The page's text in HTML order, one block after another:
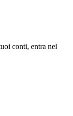
conti, entra nel